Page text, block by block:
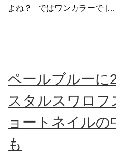
よね？ ではワンカラーで […]
ペールブルーに
スタルスワロフ
ョートネイル
も